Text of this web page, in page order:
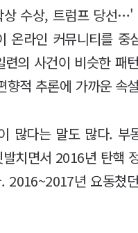
수상, 트럼프 당선
온라인 커뮤니티를 중
의 사건이 비슷한 패
적 추론에 가까운 속
많다는 말도 많다. 부
치면서 2016년 탄핵
2016~2017년 요동쳤